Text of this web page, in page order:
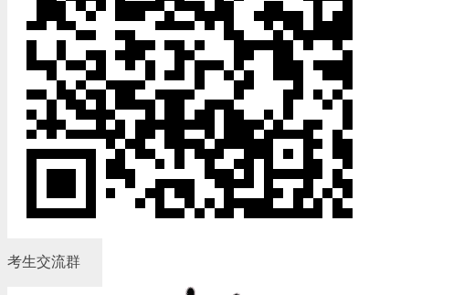
考生交流群